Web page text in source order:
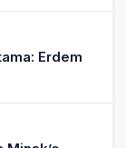
Erdem